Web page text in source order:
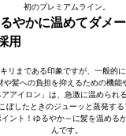
初のプレミアムライン。
やかに温めてダメ
用
リまである印象ですが、一般的
や髪への負担を抑えるための機能
アイロン」は、急激に温められ
ぼしたときのジューッと蒸発す
ント！ゆるやか～に髪を温める
んです。